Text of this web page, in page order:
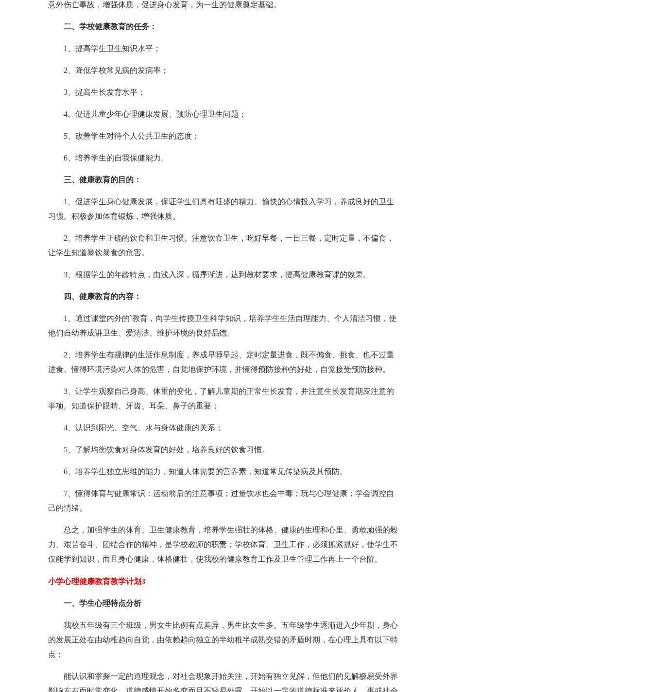
意外伤亡事故，增强体质，促进身心发育，为一生的健康奠定基础。
二、学校健康教育的任务：
1、提高学生卫生知识水平；
2、降低学校常见病的发病率；
3、提高生长发育水平；
4、促进儿童少年心理健康发展、预防心理卫生问题；
5、改善学生对待个人公共卫生的态度；
6、培养学生的自我保健能力。
三、健康教育的目的：
1、促进学生身心健康发展，保证学生们具有旺盛的精力、愉快的心情投入学习，养成良好的卫生
习惯。积极参加体育锻炼，增强体质。
2、培养学生正确的饮食和卫生习惯。注意饮食卫生，吃好早餐，一日三餐，定时定量，不偏食，
让学生知道暴饮暴食的危害。
3、根据学生的年龄特点，由浅入深，循序渐进，达到教材要求，提高健康教育课的效果。
四、健康教育的内容：
1、通过课堂内外的`教育，向学生传授卫生科学知识，培养学生生活自理能力、个人清洁习惯，使
他们自幼养成讲卫生、爱清洁、维护环境的良好品德。
2、培养学生有规律的生活作息制度，养成早睡早起、定时定量进食，既不偏食、挑食、也不过量
进食。懂得环境污染对人体的危害，自觉地保护环境，并懂得预防接种的好处，自觉接受预防接种。
3、让学生观察自己身高、体重的变化，了解儿童期的正常生长发育，并注意生长发育期应注意的
事项。知道保护眼睛、牙齿、耳朵、鼻子的重要；
4、认识到阳光、空气、水与身体健康的关系；
5、了解均衡饮食对身体发育的好处，培养良好的饮食习惯。
6、培养学生独立思维的能力，知道人体需要的营养素，知道常见传染病及其预防。
7、懂得体育与健康常识：运动前后的注意事项；过量饮水也会中毒；玩与心理健康；学会调控自
己的情绪。
总之，加强学生的体育、卫生健康教育，培养学生强壮的体格、健康的生理和心里、勇敢顽强的毅
力、艰苦奋斗、团结合作的精神，是学校教师的职责；学校体育、卫生工作，必须抓紧抓好，使学生不
仅能学到知识，而且身心健康，体格健壮，使我校的健康教育工作及卫生管理工作再上一个台阶。
小学心理健康教育教学计划3
一、学生心理特点分析
我校五年级有三个班级，男女生比例有点差异，男生比女生多。五年级学生逐渐进入少年期，身心
的发展正处在由幼稚趋向自觉，由依赖趋向独立的半幼稚半成熟交错的矛盾时期，在心理上具有以下特
点：
能认识和掌握一定的道理观念，对社会现象开始关注，开始有独立见解，但他们的见解极易受外界